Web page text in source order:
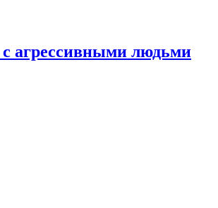
с агрессивными людьми